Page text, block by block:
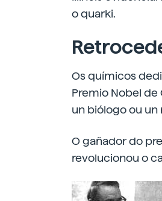
o quarki.
Os químicos
Premio Nobel
un biólogo ou un
O gañador do
revolucionou o